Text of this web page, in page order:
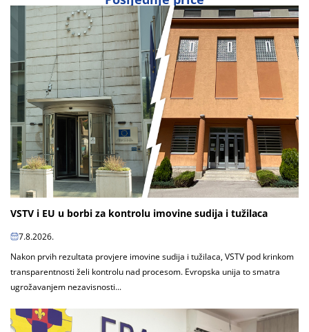
VSTV i EU u borbi za kontrolu imovine sudija i tužilaca
7.8.2026.
Nakon prvih rezultata provjere imovine sudija i tužilaca, VSTV pod krinkom
transparentnosti želi kontrolu nad procesom. Evropska unija to smatra
ugrožavanjem nezavisnosti...